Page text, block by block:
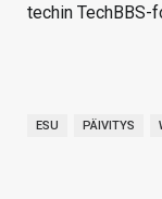
techin TechBBS-
ESU PÄIVITYS